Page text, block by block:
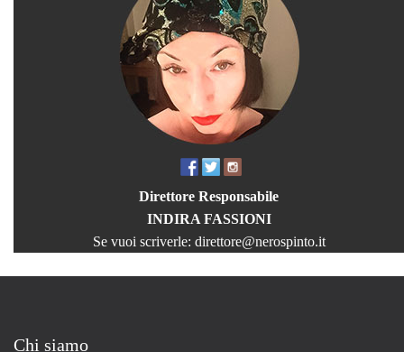
Direttore Responsabile
INDIRA FASSIONI
Se vuoi scriverle: direttore@nerospinto.it
Chi siamo